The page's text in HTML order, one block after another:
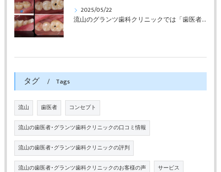
2025/05/22
流山のグランツ歯科クリニックでは「歯医者が怖い」方でもインプラントやセラミックスの治療が受けられます。
タグ Tags
流山 歯医者 コンセプト
流山の歯医者･グランツ歯科クリニックの口コミ情報
流山の歯医者･グランツ歯科クリニックの評判
流山の歯医者･グランツ歯科クリニックのお客様の声 サービス